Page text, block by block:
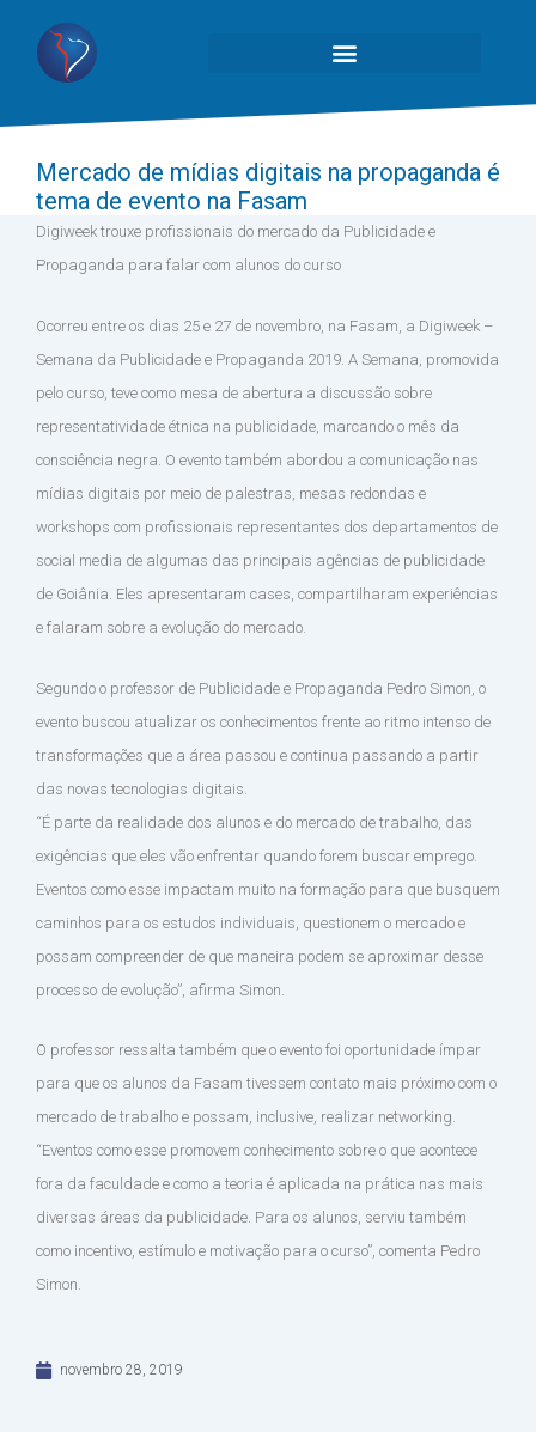
Mercado de mídias digitais na propaganda é
tema de evento na Fasam
Digiweek trouxe profissionais do mercado da Publicidade e
Propaganda para falar com alunos do curso
Ocorreu entre os dias 25 e 27 de novembro, na Fasam, a Digiweek –
Semana da Publicidade e Propaganda 2019. A Semana, promovida
pelo curso, teve como mesa de abertura a discussão sobre
representatividade étnica na publicidade, marcando o mês da
consciência negra. O evento também abordou a comunicação nas
mídias digitais por meio de palestras, mesas redondas e
workshops com profissionais representantes dos departamentos de
social media de algumas das principais agências de publicidade
de Goiânia. Eles apresentaram cases, compartilharam experiências
e falaram sobre a evolução do mercado.
Segundo o professor de Publicidade e Propaganda Pedro Simon, o
evento buscou atualizar os conhecimentos frente ao ritmo intenso de
transformações que a área passou e continua passando a partir
das novas tecnologias digitais.
“É parte da realidade dos alunos e do mercado de trabalho, das
exigências que eles vão enfrentar quando forem buscar emprego.
Eventos como esse impactam muito na formação para que busquem
caminhos para os estudos individuais, questionem o mercado e
possam compreender de que maneira podem se aproximar desse
processo de evolução”, afirma Simon.
O professor ressalta também que o evento foi oportunidade ímpar
para que os alunos da Fasam tivessem contato mais próximo com o
mercado de trabalho e possam, inclusive, realizar networking.
“Eventos como esse promovem conhecimento sobre o que acontece
fora da faculdade e como a teoria é aplicada na prática nas mais
diversas áreas da publicidade. Para os alunos, serviu também
como incentivo, estímulo e motivação para o curso”, comenta Pedro
Simon.
novembro 28, 2019